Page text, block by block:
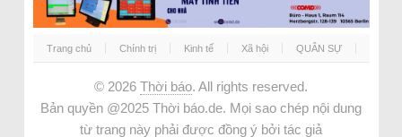
Trang chủ Chính trị Kinh tế Xã hội QUÂN SỰ
© 2026 Thời báo. All rights reserved.
Bản quyền @2025 Thời báo.de. Mọi sao chép nội dung
từ trang này phải được đồng ý bởi tác giả